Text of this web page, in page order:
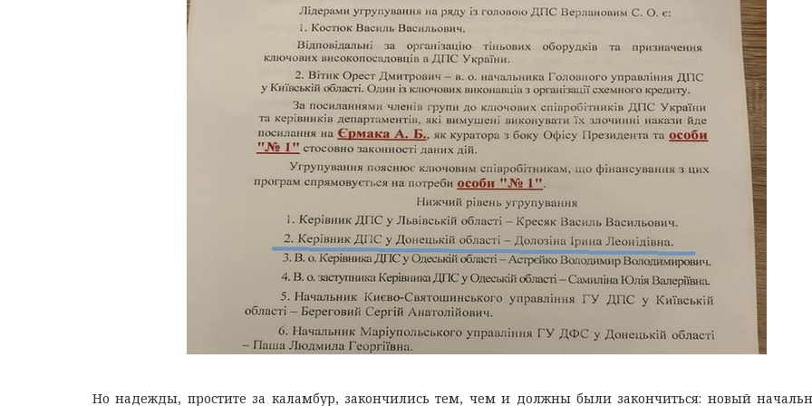
Но надежды, простите за каламбур, закончились тем, чем и должны были закончиться: новый